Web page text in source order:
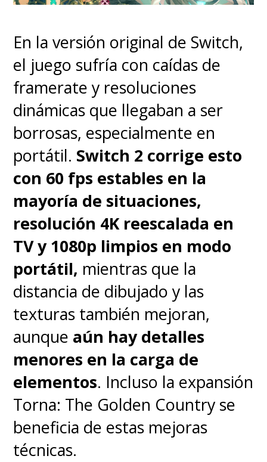
En la versión original de Switch,
el juego sufría con caídas de
framerate y resoluciones
dinámicas que llegaban a ser
borrosas, especialmente en
portátil. Switch 2 corrige esto
con 60 fps estables en la
mayoría de situaciones,
resolución 4K reescalada en
TV y 1080p limpios en modo
portátil, mientras que la
distancia de dibujado y las
texturas también mejoran,
aunque aún hay detalles
menores en la carga de
elementos. Incluso la expansión
Torna: The Golden Country se
beneficia de estas mejoras
técnicas.